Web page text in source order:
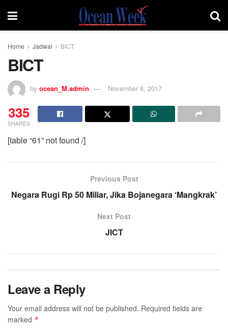
Home Jadwal BICT
BICT
by ocean_M.admin November 6, 2017
335
SHARES
[table “61” not found /]
Previous Post
Negara Rugi Rp 50 Miliar, Jika Bojanegara ‘Mangkrak’
Next Post
JICT
Leave a Reply
Your email address will not be published. Required fields are
marked *